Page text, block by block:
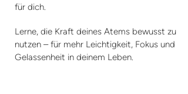
für dich.
Lerne, die Kraft deines Atems bewusst zu
nutzen – für mehr Leichtigkeit, Fokus und
Gelassenheit in deinem Leben.